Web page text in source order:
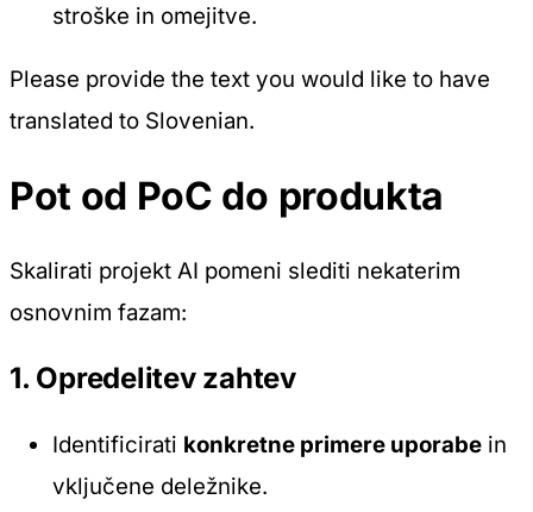
stroške in omejitve.
Please provide the text you would like to have
translated to Slovenian.
Pot od PoC do produkta
Skalirati projekt AI pomeni slediti nekaterim
osnovnim fazam:
1. Opredelitev zahtev
Identificirati konkretne primere uporabe in
vključene deležnike.